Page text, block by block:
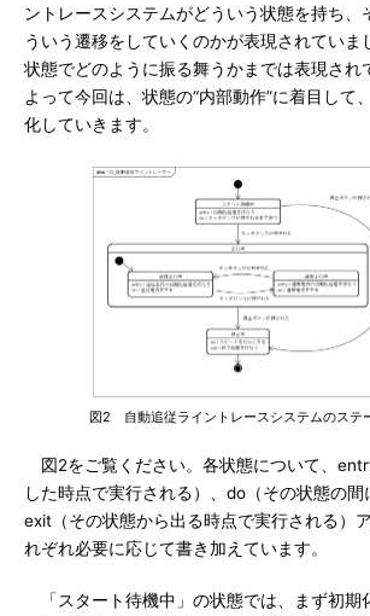
ントレースシステムがどういう状態を持ち、
ういう遷移をしていくのかが表現されていま
状態でどのように振る舞うかまでは表現され
よって今回は、状態の“内部動作”に着目して
化していきます。
図2 自動追従ライントレースシステムのステ
図2をご覧ください。各状態について、
した時点で実行される）、do（その状態の間
exit（その状態から出る時点で実行される）
れぞれ必要に応じて書き加えています。
「スタート待機中」の状態では、まず初期